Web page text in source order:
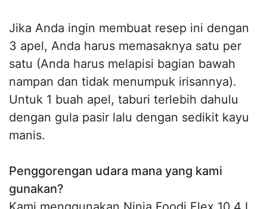
Jika Anda ingin membuat resep ini dengan
3 apel, Anda harus memasaknya satu per
satu (Anda harus melapisi bagian bawah
nampan dan tidak menumpuk irisannya).
Untuk 1 buah apel, taburi terlebih dahulu
dengan gula pasir lalu dengan sedikit kayu
manis.
Penggorengan udara mana yang kami
gunakan?